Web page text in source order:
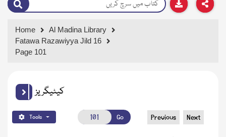
Home
Al Madina Library
Fatawa Razawiyya Jild 16
Page 101
کیٹیگریز
Tools Go Previous Next